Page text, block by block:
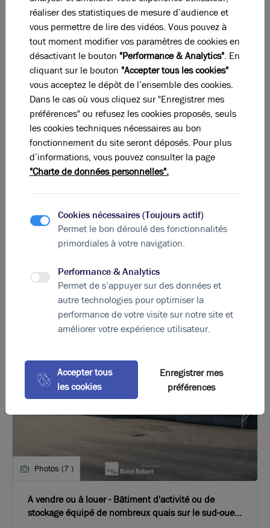
les jeunes entreprises numériques à se développer, la
pépinière Rives numériques s’est installée au Spi
West. Premier bâtiment zéro carbone à Lyon, il
rassemble des bureaux sur 5 700 m2. Des commerces
sont ouverts au rez-de-chaussée.
Rue Marietton, l’immeuble Amasis propose 5 000 m2
de bureaux. Dans l’avenue perpendiculaire Sidoine
Apollinaire, il en est de même pour le bâtiment
Apollinisme, avec en plus 2 000 m2 d’activité. En
remontant la Saône vers le Nord Est, les Jardins de
Saône ajouteront 175 logements supplémentaires au
quartier pour 2018. Les transports et voies d’accès ont
La perle rare pour votre projet immobilier
Ces offres peuvent vous intéresser
Photos (7 )
A vendre ou à louer - Bâtiment d'activité ou de
stockage équipé de nombreux quais sur le sud-ouest
réaliser des statistiques de mesure d’audience et
vous permettre de lire des vidéos. Vous pouvez à
tout moment modifier vos paramètres de cookies en
désactivant le bouton "Performance & Analytics". En
cliquant sur le bouton "Accepter tous les cookies"
vous acceptez le dépôt de l’ensemble des cookies.
Dans le cas où vous cliquez sur "Enregistrer mes
préférences" ou refusez les cookies proposés, seuls
les cookies techniques nécessaires au bon
fonctionnement du site seront déposés. Pour plus
d’informations, vous pouvez consulter la page
"Charte de données personnelles".
Cookies nécessaires (Toujours actif)
Permet le bon déroulé des fonctionnalités
primordiales à votre navigation.
Performance & Analytics
Permet de s’appuyer sur des données et
autre technologies pour optimiser la
performance de votre visite sur notre site et
améliorer votre expérience utilisateur.
Accepter tous
les cookies
Enregistrer mes
préférences